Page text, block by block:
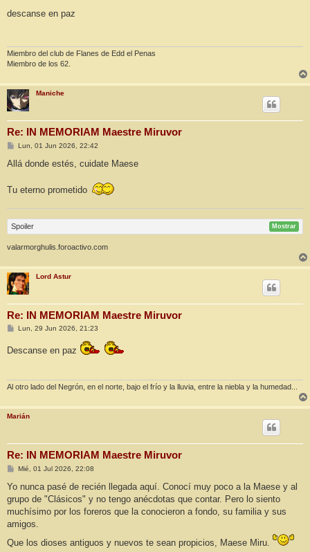
n
descanse en paz
Miembro del club de Flanes de Edd el Penas
Miembro de los 62.
Maniche
Re: IN MEMORIAM Maestre Miruvor
M
n
e
Lun, 01 Jun 2026, 22:42
Allá donde estés, cuidate Maese
Tu eterno prometido
Spoiler Mostrar
valarmorghulis.foroactivo.com
Lord Astur
Re: IN MEMORIAM Maestre Miruvor
M
s
Lun, 29 Jun 2026, 21:23
Descanse en paz
Al otro lado del Negrón, en el norte, bajo el frío y la lluvia, entre la niebla y la humedad...
Marián
Re: IN MEMORIAM Maestre Miruvor
M
n
a
j
Mié, 01 Jul 2026, 22:08
Yo nunca pasé de recién llegada aquí. Conocí muy poco a la Maese y al
grupo de "Clásicos" y no tengo anécdotas que contar. Pero lo siento
muchísimo por los foreros que la conocieron a fondo, su familia y sus
amigos.
Que los dioses antiguos y nuevos te sean propicios, Maese Miru.